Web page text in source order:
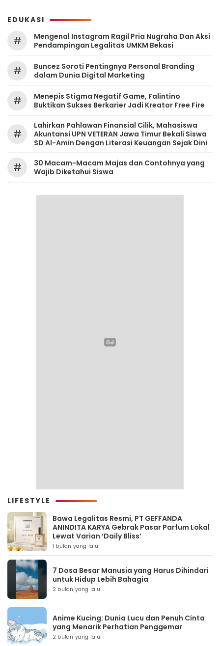
EDUKASI
#
Mengenal Instagram Ragil Pria Nugraha Dan Aksi
Pendampingan Legalitas UMKM Bekasi
#
‎Buncez Soroti Pentingnya Personal Branding
dalam Dunia Digital Marketing
#
Menepis Stigma Negatif Game, Falintino
Buktikan Sukses Berkarier Jadi Kreator Free Fire
#
Lahirkan Pahlawan Finansial Cilik, Mahasiswa
Akuntansi UPN VETERAN Jawa Timur Bekali Siswa
SD Al-Amin Dengan Literasi Keuangan Sejak Dini
#
30 Macam-Macam Majas dan Contohnya yang
Wajib Diketahui Siswa
LIFESTYLE
Bawa Legalitas Resmi, PT GEFFANDA
ANINDITA KARYA Gebrak Pasar Parfum Lokal
Lewat Varian ‘Daily Bliss’
1 bulan yang lalu
7 Dosa Besar Manusia yang Harus Dihindari
untuk Hidup Lebih Bahagia
2 bulan yang lalu
Anime Kucing: Dunia Lucu dan Penuh Cinta
yang Menarik Perhatian Penggemar
2 bulan yang lalu